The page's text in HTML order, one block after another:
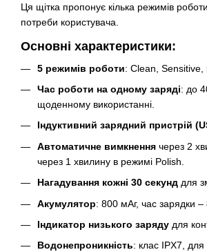
Ця щітка пропонує кілька режимів
потреби користувача.
Основні характеристики:
5 режимів роботи: Clean, Sensitive,
Час роботи на одному заряді: до
щоденному використанні.
Індуктивний зарядний пристрій
Автоматичне вимкнення через 2
через 1 хвилину в режимі Polish.
Нагадування кожні 30 секунд для
Акумулятор: 800 мАг, час зарядки –
Індикатор низького заряду для
Водонепроникність: клас IPX7, для